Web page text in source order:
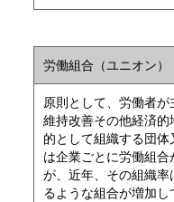
労働組合（ユニオン）
原則として、労働者
維持改善その他経済的
的として組織する団
は企業ごとに労働組
が、近年、その組織率
るような組合が増加し